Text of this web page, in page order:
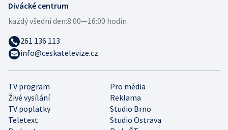
TV program
Pro média
Živé vysílání
Reklama
TV poplatky
Studio Brno
Teletext
Studio Ostrava
Divácké centrum
každý všední den:8:00—16:00 hodin
261 136 113
info@ceskatelevize.cz